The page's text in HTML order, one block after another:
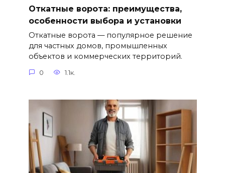
Откатные ворота: преимущества,
особенности выбора и установки
Откатные ворота — популярное решение
для частных домов, промышленных
объектов и коммерческих территорий.
0 1.1к.